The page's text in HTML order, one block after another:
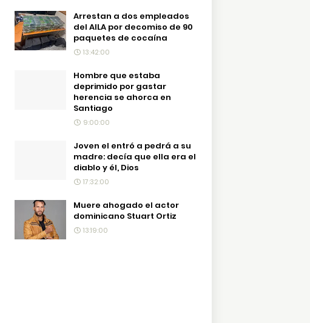
Arrestan a dos empleados
del AILA por decomiso de 90
paquetes de cocaína
13:42:00
Hombre que estaba
deprimido por gastar
herencia se ahorca en
Santiago
9:00:00
Joven el entró a pedrá a su
madre: decía que ella era el
diablo y él, Dios
17:32:00
Muere ahogado el actor
dominicano Stuart Ortiz
13:19:00